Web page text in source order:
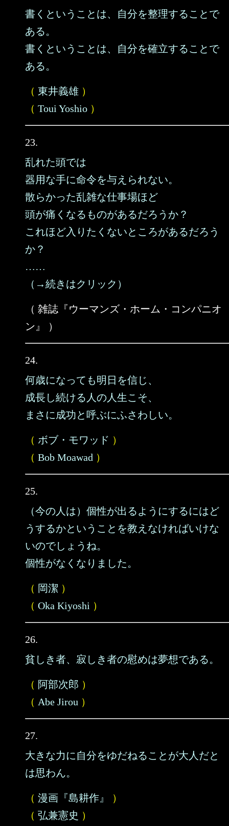
書くということは、自分を整理することで
ある。
書くということは、自分を確立することで
ある。
（ 東井義雄 ）
（ Toui Yoshio ）
23.
乱れた頭では
器用な手に命令を与えられない。
散らかった乱雑な仕事場ほど
頭が痛くなるものがあるだろうか？
これほど入りたくないところがあるだろう
か？
……
（→続きはクリック）
（ 雑誌『ウーマンズ・ホーム・コンパニオ
ン』 ）
24.
何歳になっても明日を信じ、
成長し続ける人の人生こそ、
まさに成功と呼ぶにふさわしい。
（ ボブ・モワッド ）
（ Bob Moawad ）
25.
（今の人は）個性が出るようにするにはど
うするかということを教えなければいけな
いのでしょうね。
個性がなくなりました。
（ 岡潔 ）
（ Oka Kiyoshi ）
26.
貧しき者、寂しき者の慰めは夢想である。
（ 阿部次郎 ）
（ Abe Jirou ）
27.
大きな力に自分をゆだねることが大人だと
は思わん。
（ 漫画『島耕作』
）
（ 弘兼憲史 ）